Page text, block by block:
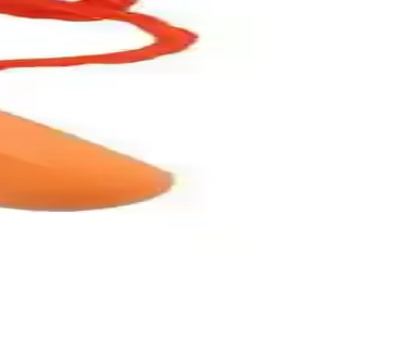
ve güvenli bir gürültü önleyici çözümdür.
çeşitli ortamlar için idealdir.
önemli ölçüde azaltır.